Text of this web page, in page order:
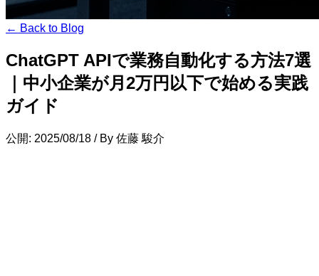
← Back to Blog
ChatGPT APIで業務自動化する方法7選
｜中小企業が月2万円以下で始める実践
ガイド
公開: 2025/08/18 / By 佐藤 駿介